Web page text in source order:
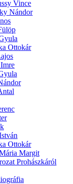
Vince
Nándor
Ottokár
Ottokár
Margit
Prohászkáról